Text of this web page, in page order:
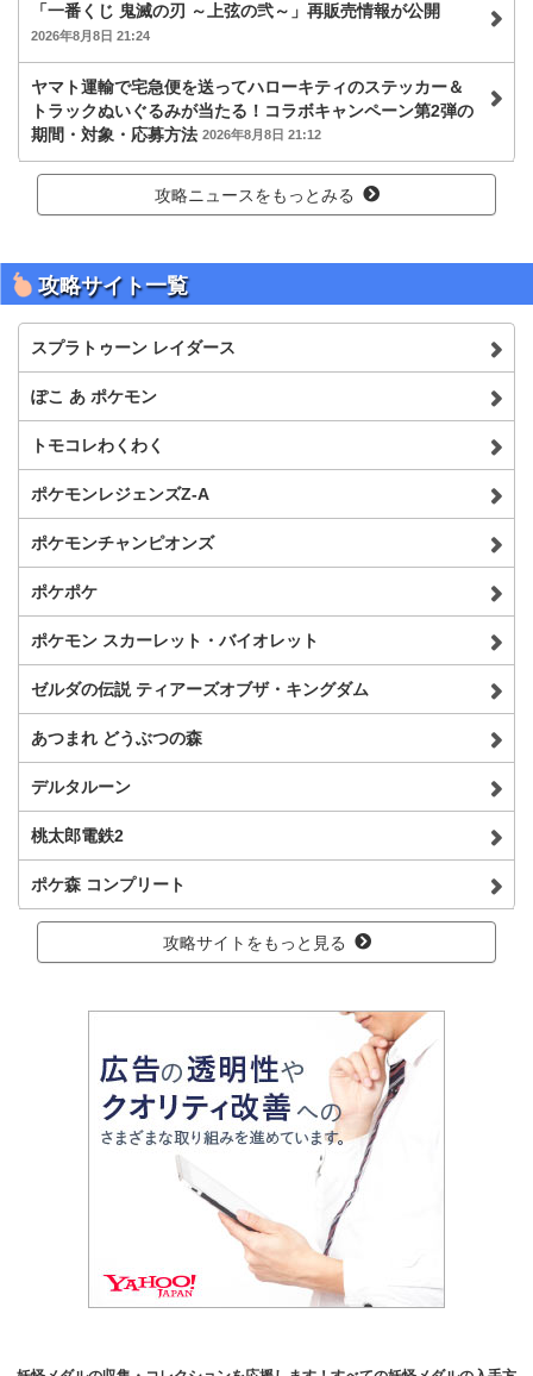
「一番くじ 鬼滅の刃 ～上弦の弐～」再販売情報が公開
2026年8月8日 21:24
ヤマト運輸で宅急便を送ってハローキティのステッカー＆
トラックぬいぐるみが当たる！コラボキャンペーン第2弾の
期間・対象・応募方法 2026年8月8日 21:12
攻略ニュースをもっとみる
攻略サイト一覧
スプラトゥーン レイダース
ぽこ あ ポケモン
トモコレわくわく
ポケモンレジェンズZ-A
ポケモンチャンピオンズ
ポケポケ
ポケモン スカーレット・バイオレット
ゼルダの伝説 ティアーズオブザ・キングダム
あつまれ どうぶつの森
デルタルーン
桃太郎電鉄2
ポケ森 コンプリート
攻略サイトをもっと見る